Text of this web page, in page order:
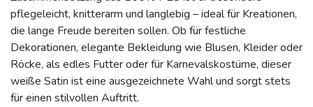
pflegeleicht, knitterarm und langlebig – ideal für Kreationen,
die lange Freude bereiten sollen. Ob für festliche
Dekorationen, elegante Bekleidung wie Blusen, Kleider oder
Röcke, als edles Futter oder für Karnevalskostüme, dieser
weiße Satin ist eine ausgezeichnete Wahl und sorgt stets
für einen stilvollen Auftritt.